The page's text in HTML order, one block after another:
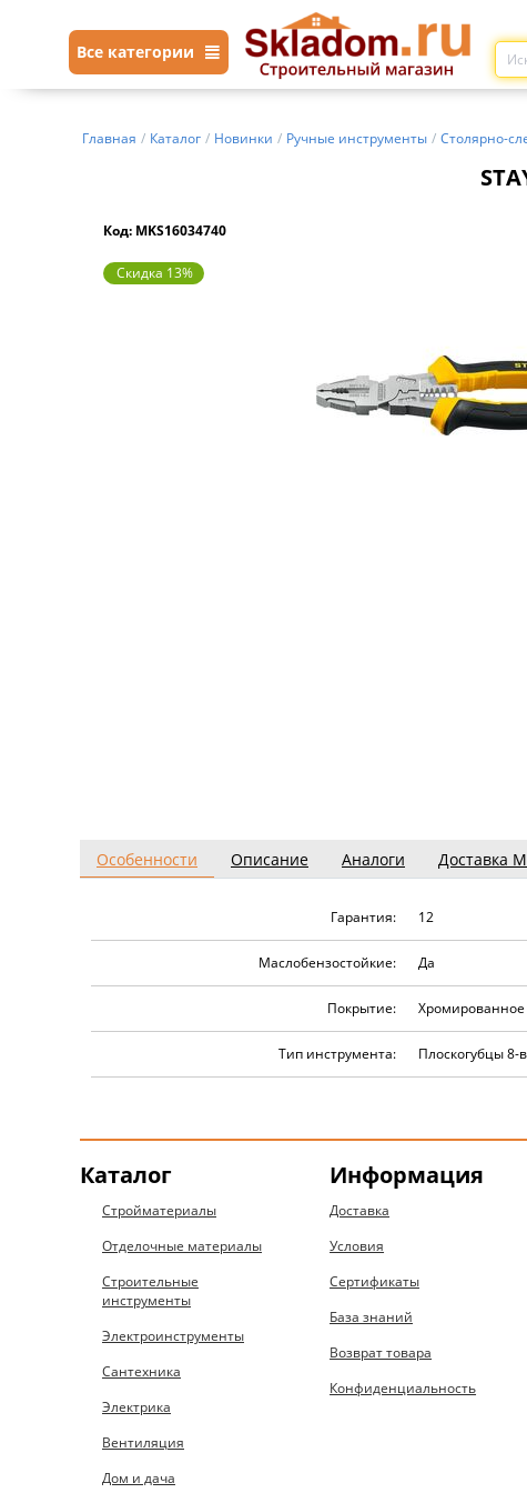
Все категории
Главная / Каталог / Новинки / Ручные инструменты / Столярно-
Код: MKS16034740
Скидка 13%
Особенности Описание Аналоги Доставка
Гарантия: 12
Маслобензостойкие: Да
Покрытие: Хромированное
Тип инструмента: Плоскогубцы 8-
Каталог
Стройматериалы
Отделочные материалы
Строительные
инструменты
Электроинструменты
Сантехника
Электрика
Вентиляция
Дом и дача
Информация
Доставка
Условия
Сертификаты
База знаний
Возврат товара
Конфиденциальность